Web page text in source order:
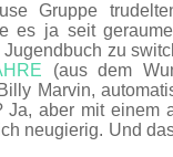
Gruppe
es ja seit
zu
(aus dem
Marvin,
Ja, aber mit einem
neugierig. Und